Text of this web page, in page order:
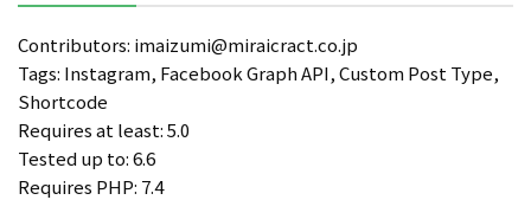
Contributors: imaizumi@miraicract.co.jp
Tags: Instagram, Facebook Graph API, Custom Post Type,
Shortcode
Requires at least: 5.0
Tested up to: 6.6
Requires PHP: 7.4